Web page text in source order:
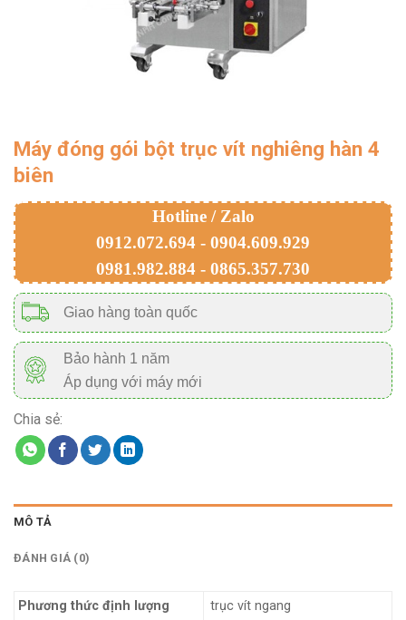
Máy đóng gói bột trục vít nghiêng hàn 4
biên
Hotline / Zalo
0912.072.694 - 0904.609.929
0981.982.884 - 0865.357.730
Giao hàng toàn quốc
Bảo hành 1 năm
Áp dụng với máy mới
Chia sẻ:
MÔ TẢ
ĐÁNH GIÁ (0)
Phương thức định lượng
trục vít ngang